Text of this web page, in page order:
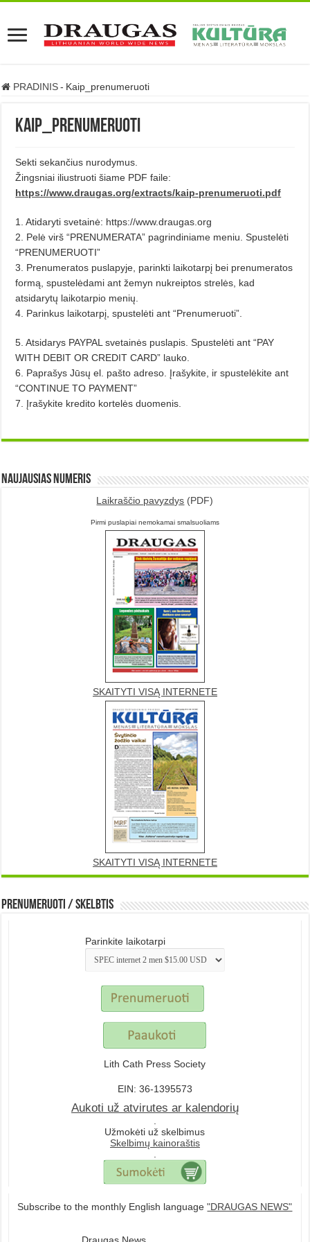
PRADINIS - Kaip_prenumeruoti
Kaip_prenumeruoti
Sekti sekančius nurodymus.
Žingsniai iliustruoti šiame PDF faile:
https://www.draugas.org/extracts/kaip-prenumeruoti.pdf
1. Atidaryti svetainė: https://www.draugas.org
2. Pelė virš “PRENUMERATA” pagrindiniame meniu. Spustelėti
“PRENUMERUOTI”
3. Prenumeratos puslapyje, parinkti laikotarpį bei prenumeratos
formą, spustelėdami ant žemyn nukreiptos strelės, kad
atsidarytų laikotarpio menių.
4. Parinkus laikotarpį, spustelėti ant “Prenumeruoti”.
5. Atsidarys PAYPAL svetainės puslapis. Spustelėti ant “PAY
WITH DEBIT OR CREDIT CARD” lauko.
6. Paprašys Jūsų el. pašto adreso. Įrašykite, ir spustelėkite ant
“CONTINUE TO PAYMENT”
7. Įrašykite kredito kortelės duomenis.
Naujausias numeris
Laikraščio pavyzdys (PDF)
Pirmi puslapiai nemokamai smalsuoliams
SKAITYTI VISĄ INTERNETE
SKAITYTI VISĄ INTERNETE
Prenumeruoti / Skelbtis
Parinkite laikotarpi
Lith Cath Press Society
EIN: 36-1395573
Aukoti už atvirutes ar kalendorių
Užmokėti už skelbimus
Skelbimų kainoraštis
Subscribe to the monthly English language"DRAUGAS NEWS"